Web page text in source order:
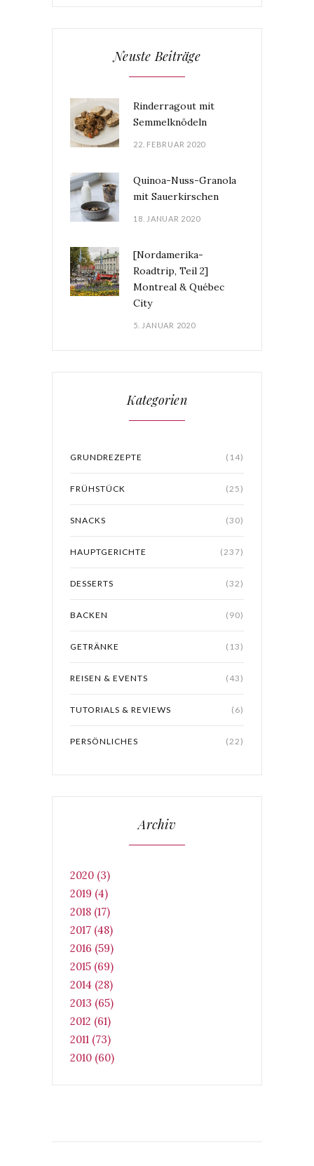
Neuste Beiträge
Rinderragout mit
Semmelknödeln
22. FEBRUAR 2020
Quinoa-Nuss-Granola
mit Sauerkirschen
18. JANUAR 2020
[Nordamerika-
Roadtrip, Teil 2]
Montreal & Québec
City
5. JANUAR 2020
Kategorien
GRUNDREZEPTE (14)
FRÜHSTÜCK (25)
SNACKS (30)
HAUPTGERICHTE (237)
DESSERTS (32)
BACKEN (90)
GETRÄNKE (13)
REISEN & EVENTS (43)
TUTORIALS & REVIEWS (6)
PERSÖNLICHES (22)
Archiv
2020 (3)
2019 (4)
2018 (17)
2017 (48)
2016 (59)
2015 (69)
2014 (28)
2013 (65)
2012 (61)
2011 (73)
2010 (60)